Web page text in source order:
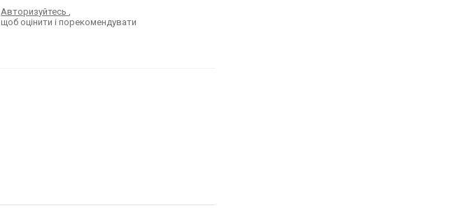
Авторизуйтесь,
щоб оцінити і порекомендувати